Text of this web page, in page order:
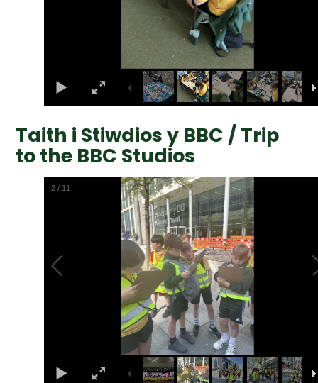
Taith i Stiwdios y BBC / Trip
to the BBC Studios
2 / 11